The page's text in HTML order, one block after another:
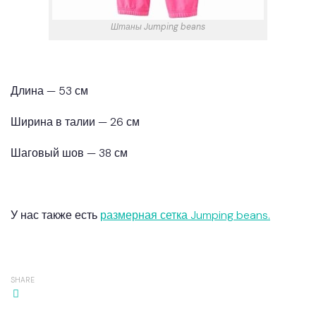
Штаны Jumping beans
Длина — 53 см
Ширина в талии — 26 см
Шаговый шов — 38 см
У нас также есть размерная сетка Jumping beans.
SHARE